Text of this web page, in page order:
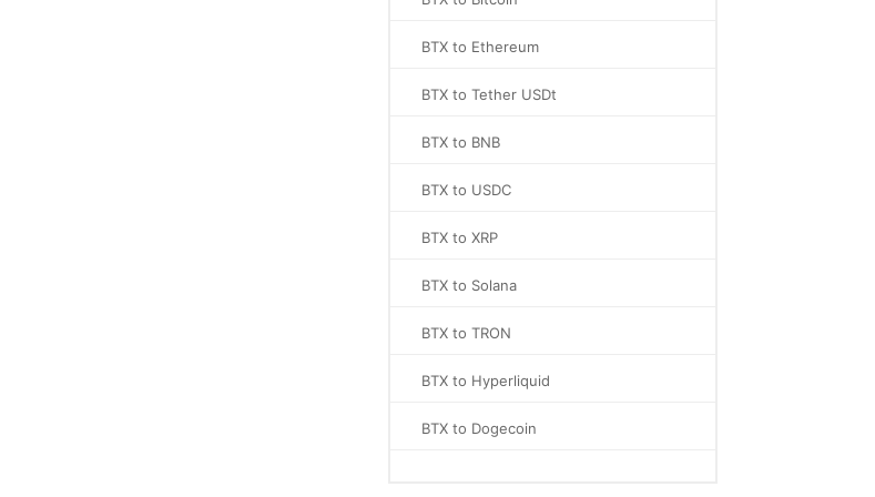
BTX to Ethereum
BTX to Tether USDt
BTX to BNB
BTX to USDC
BTX to XRP
BTX to Solana
BTX to TRON
BTX to Hyperliquid
BTX to Dogecoin